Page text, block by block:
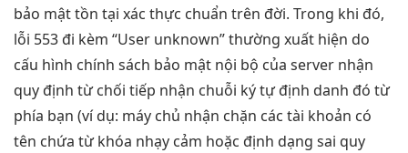
bảo mậttồn tại xác thực chuẩn trên đời. Trong khi đó,
lỗi 553 đi kèm “User unknown” thường xuất hiện do
cấu hình chính sách bảo mật nội bộ của server nhận
quy định từ chối tiếp nhận chuỗi ký tự định danh đó từ
phía bạn (ví dụ: máy chủ nhận chặn các tài khoản có
tên chứa từ khóa nhạy cảm hoặc định dạng sai quy